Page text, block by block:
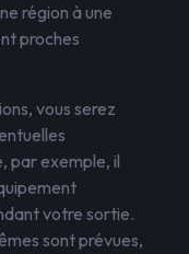
région à une
proches
vous serez
par exemple, il
votre sortie.
sont prévues,